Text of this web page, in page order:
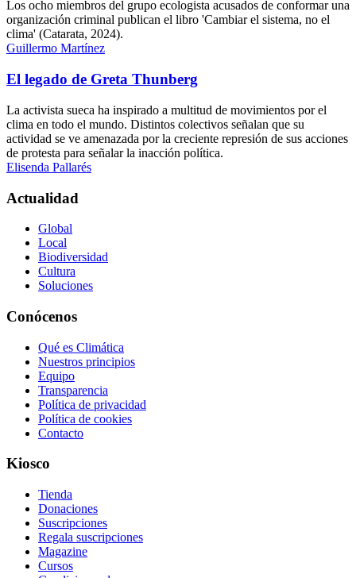
Los ocho miembros del grupo ecologista acusados de conformar una
organización criminal publican el libro 'Cambiar el sistema, no el
clima' (Catarata, 2024).
Guillermo Martínez
El legado de Greta Thunberg
La activista sueca ha inspirado a multitud de movimientos por el
clima en todo el mundo. Distintos colectivos señalan que su
actividad se ve amenazada por la creciente represión de sus acciones
de protesta para señalar la inacción política.
Elisenda Pallarés
Actualidad
Global
Local
Biodiversidad
Cultura
Soluciones
Conócenos
Qué es Climática
Nuestros principios
Equipo
Transparencia
Política de privacidad
Política de cookies
Contacto
Kiosco
Tienda
Donaciones
Suscripciones
Regala suscripciones
Magazine
Cursos